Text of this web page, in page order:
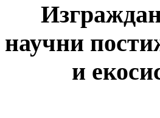
научни
и